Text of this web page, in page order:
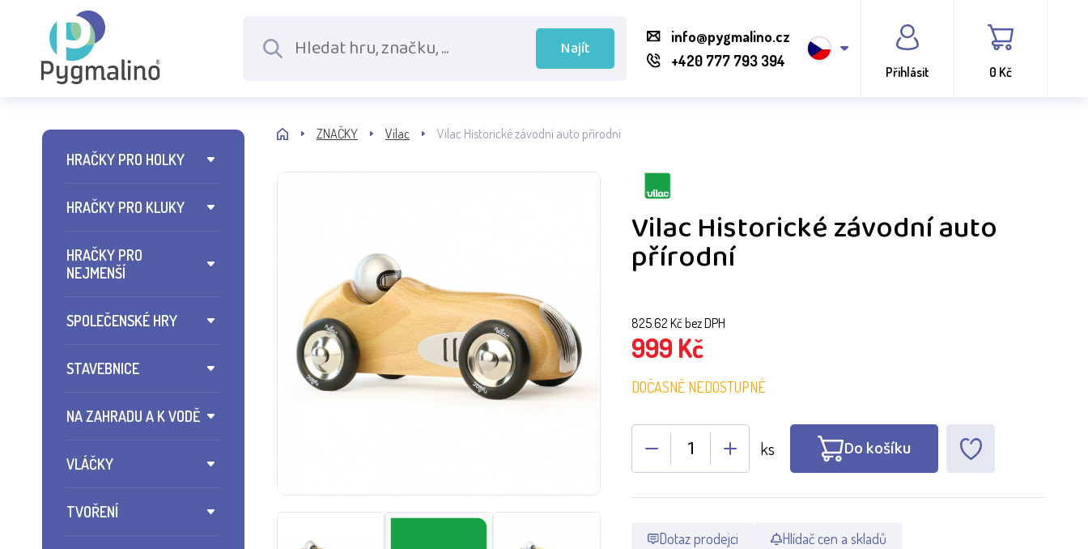
Najít
info@pygmalino.cz
+420 777 793 394
Přihlásit 0 Kč
HRAČKY PRO HOLKY
HRAČKY PRO KLUKY
HRAČKY PRO
NEJMENŠÍ
SPOLEČENSKÉ HRY
STAVEBNICE
NA ZAHRADU A K VODĚ
VLÁČKY
TVOŘENÍ
ZNAČKY Vilac Vilac Historické závodní auto přírodní
Vilac Historické závodní auto
přírodní
825.62Kč bez DPH
999 Kč
DOČASNĚ NEDOSTUPNÉ
ks Do košíku
Dotaz prodejci Hlídač cen a skladů